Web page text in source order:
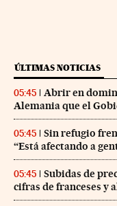
ÚLTIMAS NOTICIAS
05:45
Abrir en
Alemania que el
05:45
Sin refugio
“Está afectando a
05:45
Subidas de
cifras de franceses y